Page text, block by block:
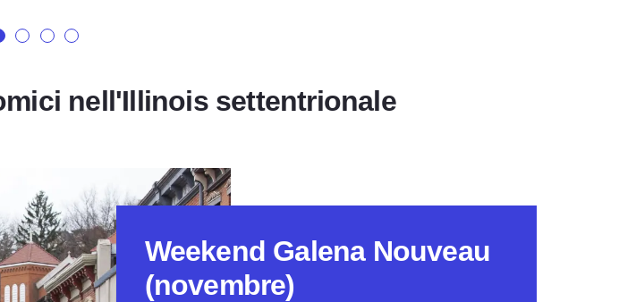
nell'Illinois settentrionale
Weekend Galena Nouveau
(novembre)